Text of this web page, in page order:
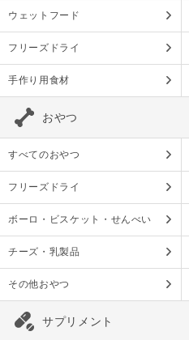
ウェットフード
フリーズドライ
手作り用食材
おやつ
すべてのおやつ
フリーズドライ
ボーロ・ビスケット・せんべい
チーズ・乳製品
その他おやつ
サプリメント